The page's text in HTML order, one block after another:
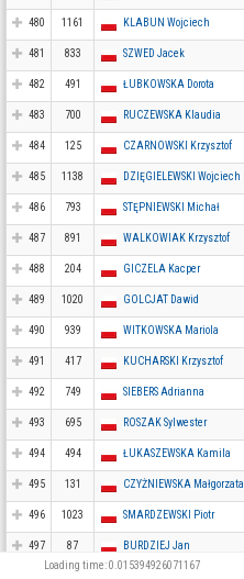
480 1161 KLABUN Wojciech
481 833 SZWED Jacek
482 491 ŁUBKOWSKA Dorota
483 700 RUCZEWSKA Klaudia
484 125 CZARNOWSKI Krzysztof
485 1138 DZIĘGIELEWSKI Wojciech
486 793 STĘPNIEWSKI Michał
487 891 WALKOWIAK Krzysztof
488 204 GICZELA Kacper
489 1020 GOLCJAT Dawid
490 939 WITKOWSKA Mariola
491 417 KUCHARSKI Krzysztof
492 749 SIEBERS Adrianna
493 695 ROSZAK Sylwester
494 494 ŁUKASZEWSKA Kamila
495 131 CZYŻNIEWSKA Małgorzata
496 1023 SMARDZEWSKI Piotr
497 87 BURDZIEJ Jan
Loading time: 0.015394926071167